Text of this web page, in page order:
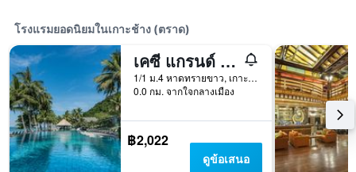
โรงแรมยอดนิยมในเกาะช้าง (ตราด)
เคซี แกรนด์ รีสอร์ท เกาะช้าง
1/1 ม.4 หาดทรายขาว, เกาะช้าง (ตราด), ประเทศไทย
0.0 กม. จากใจกลางเมือง
฿2,022
ดูข้อเสนอ